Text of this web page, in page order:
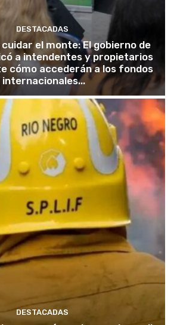
DESTACADAS
cuidar el monte: El gobierno de
a intendentes y propietarios
cómo accederán a los fondos
internacionales...
DESTACADAS